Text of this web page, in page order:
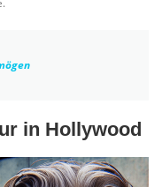
in Hollywood